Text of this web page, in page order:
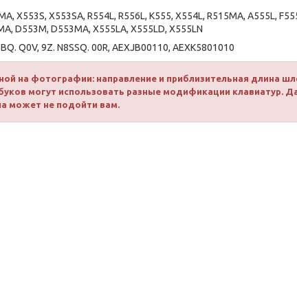
X553S, X553SA, R554L, R556L, K555, X554L, R515MA, A555L,
D553M, D553MA, X555LA, X555LD, X555LN
Q0V, 9Z. N8SSQ. 00R, AEXJB00110, AEXK5801010
на фотографии: направление и приблизительная длина
могут использовать разные модификации клавиатур.
может не подойти вам.